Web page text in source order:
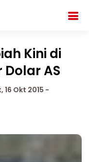
Kini di
Dolar AS
16 Okt 2015 -